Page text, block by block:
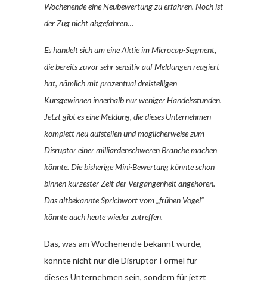
Wochenende eine Neubewertung zu erfahren. Noch ist
der Zug nicht abgefahren…
Es handelt sich um eine Aktie im Microcap-Segment,
die bereits zuvor sehr sensitiv auf Meldungen reagiert
hat, nämlich mit prozentual dreistelligen
Kursgewinnen innerhalb nur weniger Handelsstunden.
Jetzt gibt es eine Meldung, die dieses Unternehmen
komplett neu aufstellen und möglicherweise zum
Disruptor einer milliardenschweren Branche machen
könnte. Die bisherige Mini-Bewertung könnte schon
binnen kürzester Zeit der Vergangenheit angehören.
Das altbekannte Sprichwort vom „frühen Vogel“
könnte auch heute wieder zutreffen.
Das, was am Wochenende bekannt wurde,
könnte nicht nur die Disruptor-Formel für
dieses Unternehmen sein, sondern für jetzt